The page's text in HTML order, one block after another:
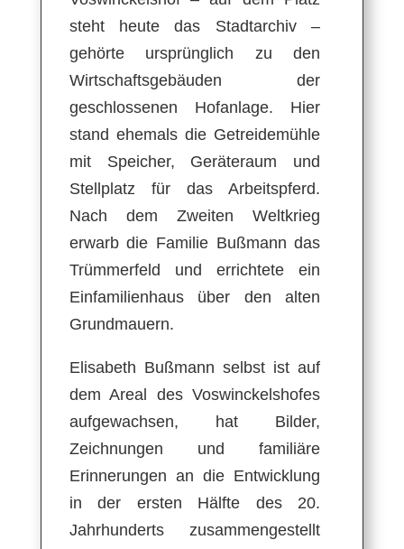
steht heute das Stadtarchiv –
gehörte ursprünglich zu den
Wirtschaftsgebäuden der
geschlossenen Hofanlage. Hier
stand ehemals die Getreidemühle
mit Speicher, Geräteraum und
Stellplatz für das Arbeitspferd.
Nach dem Zweiten Weltkrieg
erwarb die Familie Bußmann das
Trümmerfeld und errichtete ein
Einfamilienhaus über den alten
Grundmauern.
Elisabeth Bußmann selbst ist auf
dem Areal des Voswinckelshofes
aufgewachsen, hat Bilder,
Zeichnungen und familiäre
Erinnerungen an die Entwicklung
in der ersten Hälfte des 20.
Jahrhunderts zusammengestellt